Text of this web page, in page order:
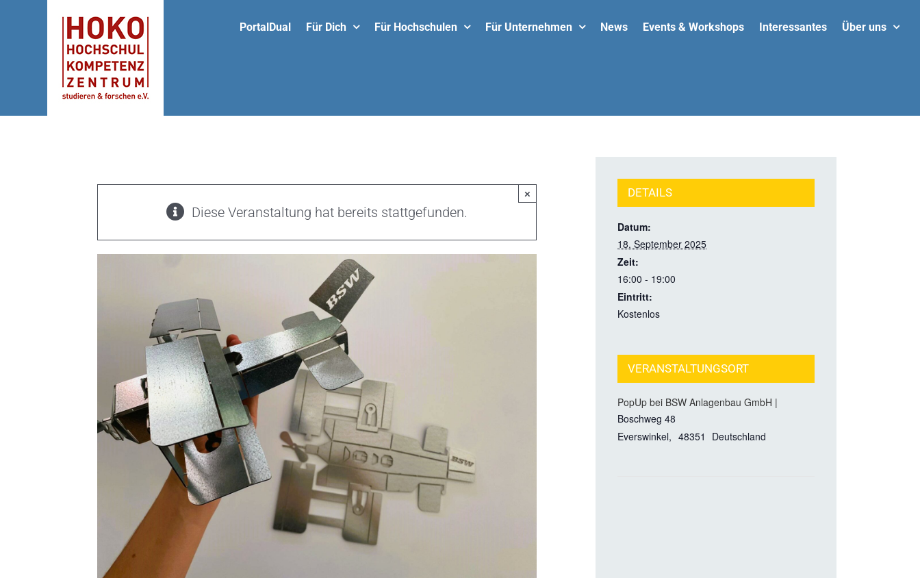
PortalDual Für Dich Für Hochschulen Für Unternehmen News Events & Workshops Interessantes Über uns
×
Diese Veranstaltung hat bereits stattgefunden.
DETAILS
Datum:
18. September 2025
Zeit:
16:00 - 19:00
Eintritt:
Kostenlos
VERANSTALTUNGSORT
PopUp bei BSW Anlagenbau GmbH |
Boschweg 48
Everswinkel, 48351 Deutschland